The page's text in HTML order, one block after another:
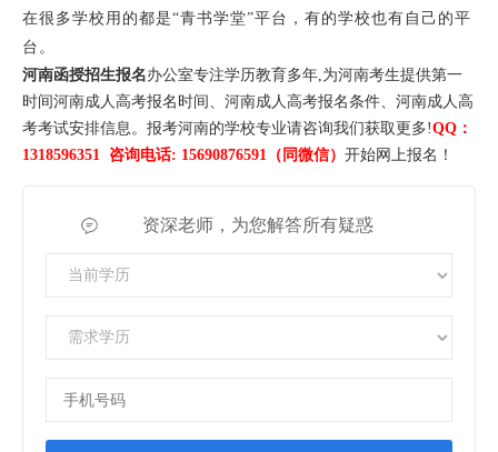
在很多学校用的都是“青书学堂”平台，有的学校也有自己的平
台。
河南函授招生报名办公室专注学历教育多年,为河南考生提供第一
时间河南成人高考报名时间、河南成人高考报名条件、河南成人高
考考试安排信息。报考河南的学校专业请咨询我们获取更多!QQ：
1318596351 咨询电话: 15690876591（同微信） 开始网上报名！
资深老师，为您解答所有疑惑